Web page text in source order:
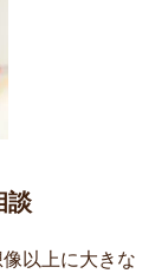
談
以上に大きな